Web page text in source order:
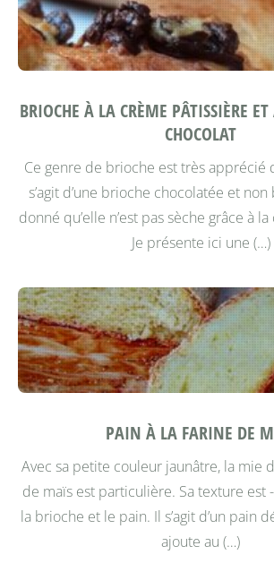
BRIOCHE À LA CRÈME PÂTISSIÈRE
CHOCOLAT
Ce genre de brioche est très apprécié
s’agit d’une brioche chocolatée et
donné qu’elle n’est pas sèche grâce à
Je présente ici une (…)
PAIN À LA FARINE DE
Avec sa petite couleur jaunâtre, la mie
de maïs est particulière. Sa texture est
la brioche et le pain. Il s’agit d’un pain
ajoute au (…)